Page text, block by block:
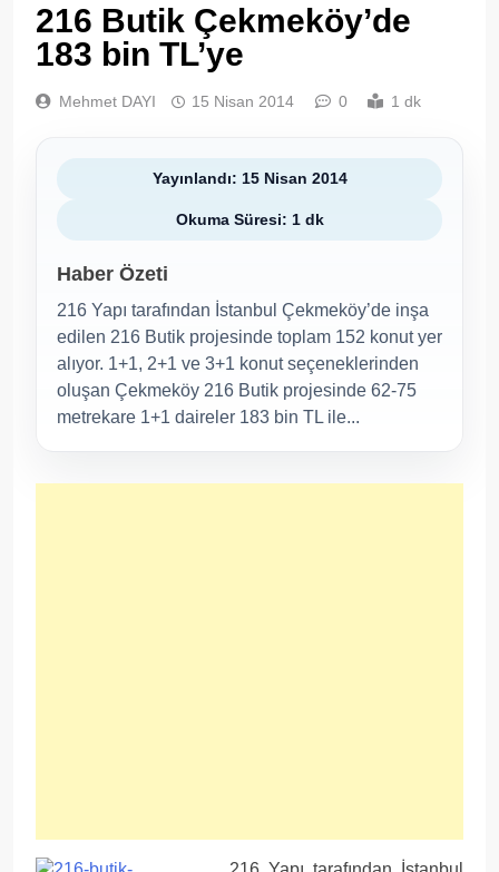
216 Butik Çekmeköy’de
183 bin TL’ye
Mehmet DAYI 15 Nisan 2014 0 1 dk
Yayınlandı: 15 Nisan 2014
Okuma Süresi: 1 dk
Haber Özeti
216 Yapı tarafından İstanbul Çekmeköy’de inşa
edilen 216 Butik projesinde toplam 152 konut yer
alıyor. 1+1, 2+1 ve 3+1 konut seçeneklerinden
oluşan Çekmeköy 216 Butik projesinde 62-75
metrekare 1+1 daireler 183 bin TL ile...